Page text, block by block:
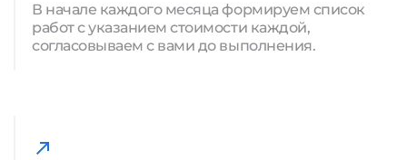
В начале каждого месяца формируем список
работ с указанием стоимости каждой,
согласовываем с вами до выполнения.